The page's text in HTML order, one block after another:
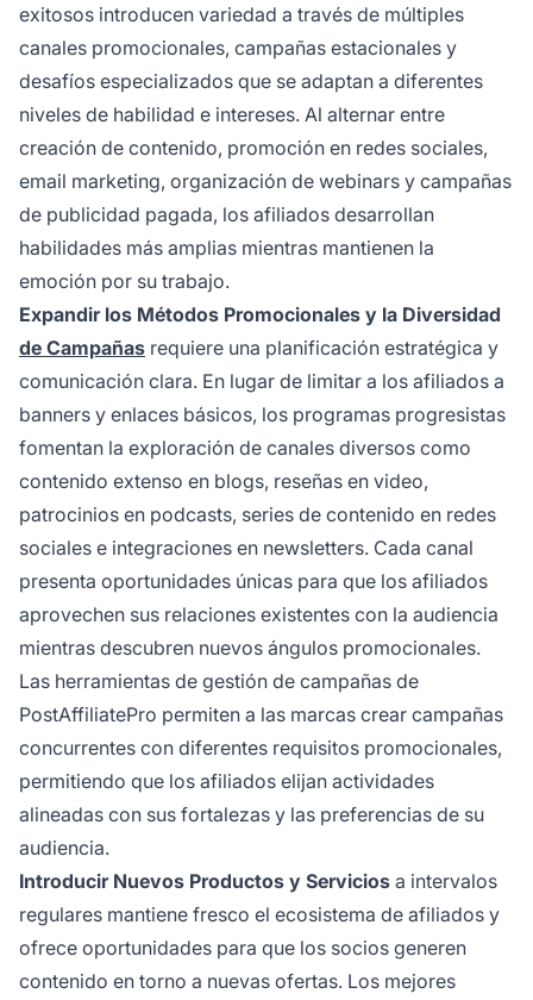
exitosos introducen variedad a través de múltiples
canales promocionales, campañas estacionales y
desafíos especializados que se adaptan a diferentes
niveles de habilidad e intereses. Al alternar entre
creación de contenido, promoción en redes sociales,
email marketing, organización de webinars y campañas
de publicidad pagada, los afiliados desarrollan
habilidades más amplias mientras mantienen la
emoción por su trabajo.
Expandir los Métodos Promocionales y la Diversidad
de Campañas requiere una planificación estratégica y
comunicación clara. En lugar de limitar a los afiliados a
banners y enlaces básicos, los programas progresistas
fomentan la exploración de canales diversos como
contenido extenso en blogs, reseñas en video,
patrocinios en podcasts, series de contenido en redes
sociales e integraciones en newsletters. Cada canal
presenta oportunidades únicas para que los afiliados
aprovechen sus relaciones existentes con la audiencia
mientras descubren nuevos ángulos promocionales.
Las herramientas de gestión de campañas de
PostAffiliatePro permiten a las marcas crear campañas
concurrentes con diferentes requisitos promocionales,
permitiendo que los afiliados elijan actividades
alineadas con sus fortalezas y las preferencias de su
audiencia.
Introducir Nuevos Productos y Servicios a intervalos
regulares mantiene fresco el ecosistema de afiliados y
ofrece oportunidades para que los socios generen
contenido en torno a nuevas ofertas. Los mejores